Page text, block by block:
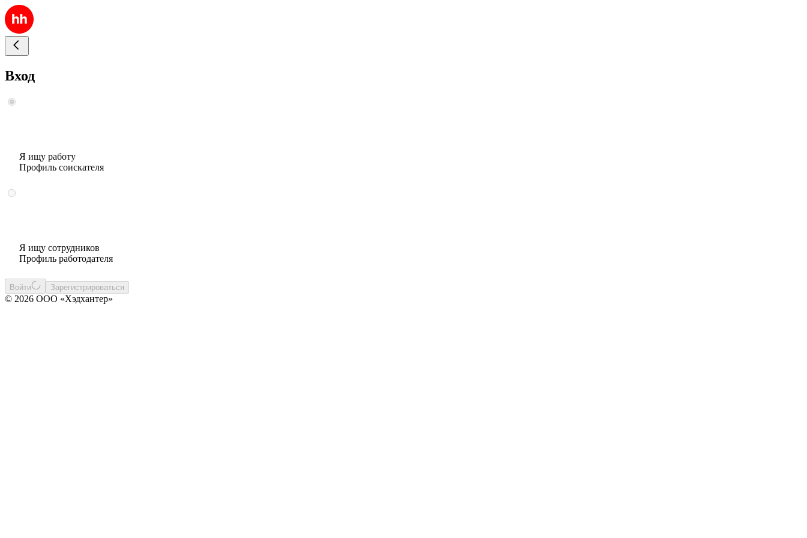
Вход
Я ищу работу
Профиль соискателя
Я ищу сотрудников
Профиль работодателя
Войти Зарегистрироваться
© 2026 ООО «Хэдхантер»